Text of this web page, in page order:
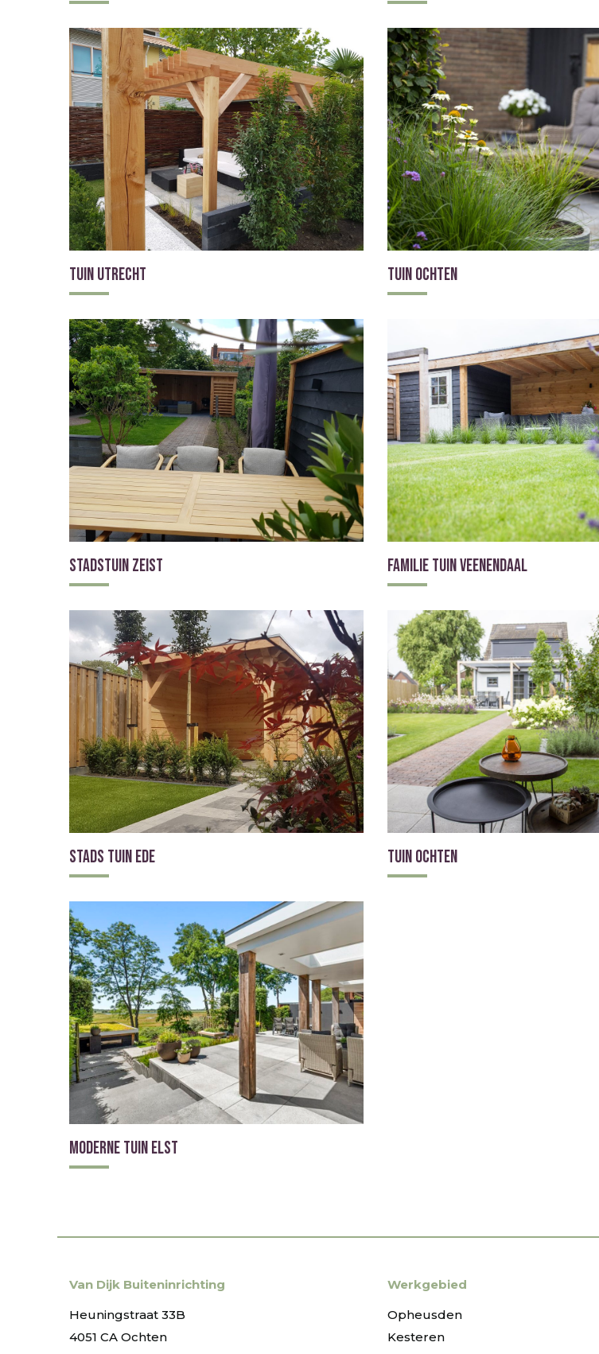
Tuin Utrecht Tuin Ochten
Stadstuin Zeist Familie tuin Veenendaal
Stads tuin Ede Tuin Ochten
Moderne tuin Elst
Van Dijk Buiteninrichting
Heuningstraat 33B
4051 CA Ochten
Werkgebied
Opheusden
Kesteren